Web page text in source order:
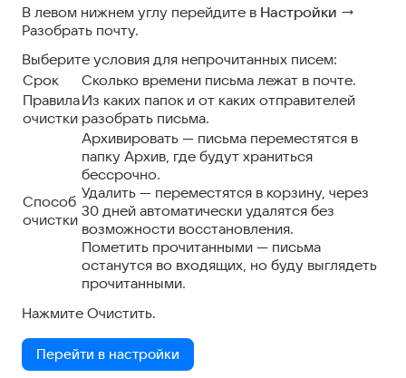
В левом нижнем углу перейдите в Настройки →
Разобрать почту.
Выберите условия для непрочитанных писем:
Срок
Сколько времени письма лежат в почте.
Правила
очистки
Из каких папок и от каких отправителей
разобрать письма.
Способ
очистки
Архивировать — письма переместятся в
папку Архив, где будут храниться
бессрочно.
Удалить — переместятся в корзину, через
30 дней автоматически удалятся без
возможности восстановления.
Пометить прочитанными — письма
останутся во входящих, но буду выглядеть
прочитанными.
Нажмите Очистить.
Перейти в настройки